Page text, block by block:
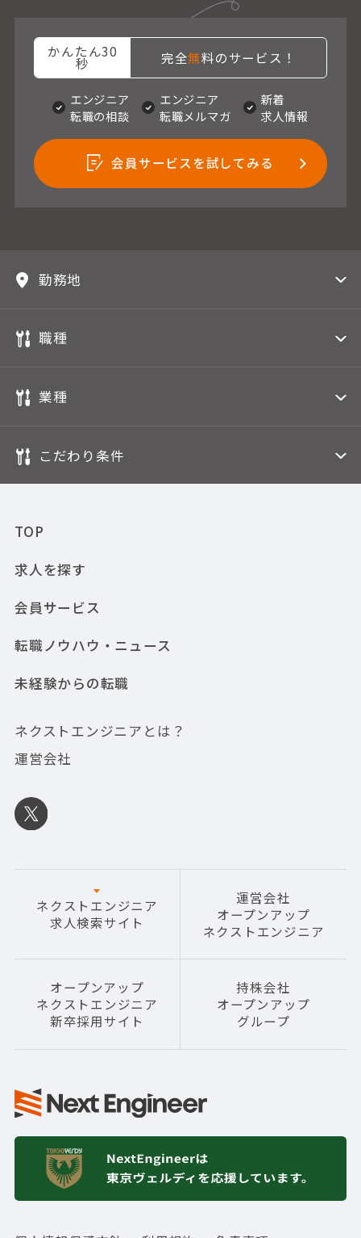
かんたん30
秒 完全無料のサービス！
エンジニア
転職の相談
エンジニア
転職メルマガ
新着
求人情報
会員サービスを試してみる
勤務地
職種
業種
こだわり条件
TOP
求人を探す
会員サービス
転職ノウハウ・ニュース
未経験からの転職
ネクストエンジニアとは？
運営会社
ネクストエンジニア
求人検索サイト
運営会社
オープンアップ
ネクストエンジニア
オープンアップ
ネクストエンジニア
新卒採用サイト
持株会社
オープンアップ
グループ